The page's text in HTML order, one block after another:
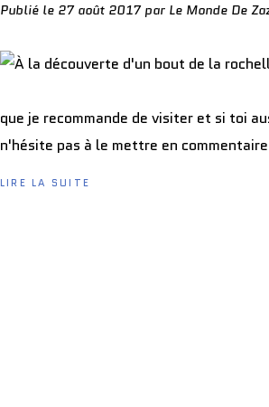
Publié le 27 août 2017 par Le Monde De
que je recommande de visiter et si toi
n'hésite pas à le mettre en commentaire
LIRE LA SUITE